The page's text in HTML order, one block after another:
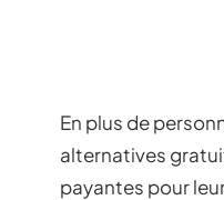
En plus de
alternatives
payantes pour